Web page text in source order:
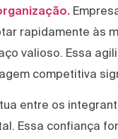
rapidamente às
valioso. Essa
competitiva
entre os
Essa confiança